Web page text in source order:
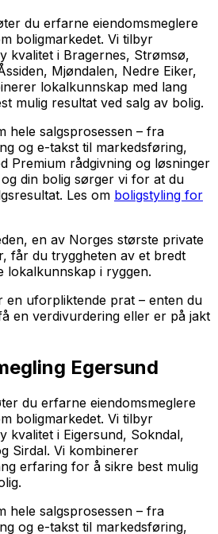
du erfarne eiendomsmeglere
boligmarkedet. Vi tilbyr
kvalitet i Bragernes, Strømsø,
Mjøndalen, Nedre Eiker,
lokalkunnskap med lang
mulig resultat ved salg av bolig.
hele salgsprosessen – fra
og e-takst til markedsføring,
Premium rådgivning og løsninger
din bolig sørger vi for at du
Les om boligstyling for
en av Norges største private
får du tryggheten av et bredt
lokalkunnskap i ryggen.
en uforpliktende prat – enten du
en verdivurdering eller er på jakt
Egersund
du erfarne eiendomsmeglere
boligmarkedet. Vi tilbyr
kvalitet i Eigersund, Sokndal,
Sirdal. Vi kombinerer
erfaring for å sikre best mulig
hele salgsprosessen – fra
og e-takst til markedsføring,